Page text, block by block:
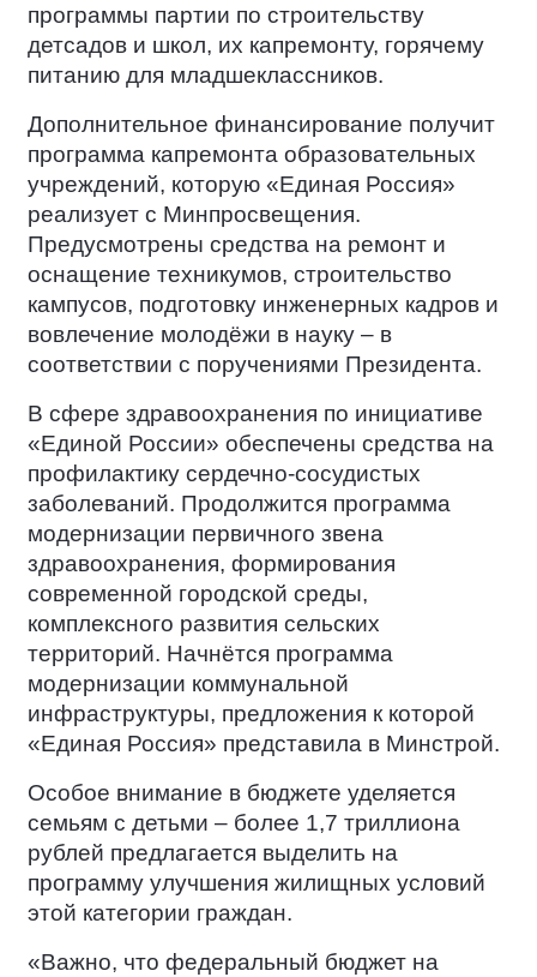
программы партии по строительству
детсадов и школ, их капремонту, горячему
питанию для младшеклассников.
Дополнительное финансирование получит
программа капремонта образовательных
учреждений, которую «Единая Россия»
реализует с Минпросвещения.
Предусмотрены средства на ремонт и
оснащение техникумов, строительство
кампусов, подготовку инженерных кадров и
вовлечение молодёжи в науку – в
соответствии с поручениями Президента.
В сфере здравоохранения по инициативе
«Единой России» обеспечены средства на
профилактику сердечно-сосудистых
заболеваний. Продолжится программа
модернизации первичного звена
здравоохранения, формирования
современной городской среды,
комплексного развития сельских
территорий. Начнётся программа
модернизации коммунальной
инфраструктуры, предложения к которой
«Единая Россия» представила в Минстрой.
Особое внимание в бюджете уделяется
семьям с детьми – более 1,7 триллиона
рублей предлагается выделить на
программу улучшения жилищных условий
этой категории граждан.
«Важно, что федеральный бюджет на